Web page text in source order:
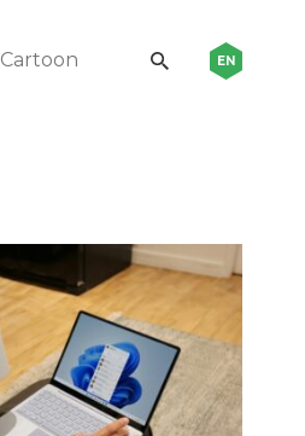
Cartoon EN